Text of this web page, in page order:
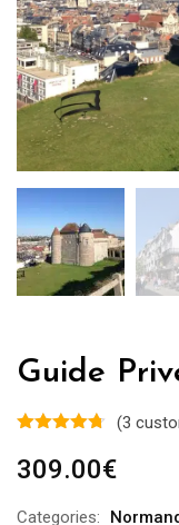
Guide
(3
309.00€
Categories: